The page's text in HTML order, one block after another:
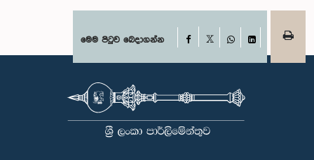
මෙම පිටුව බෙදාගන්න Facebook
WhatsAppLinkedIn